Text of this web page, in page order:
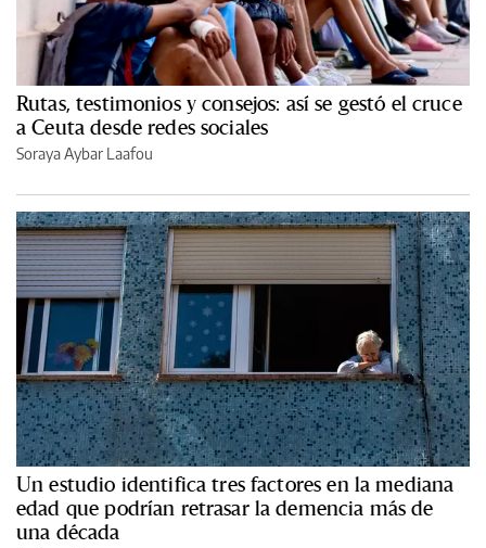
Rutas, testimonios y consejos: así se gestó el cruce
a Ceuta desde redes sociales
Soraya Aybar Laafou
Un estudio identifica tres factores en la mediana
edad que podrían retrasar la demencia más de
una década